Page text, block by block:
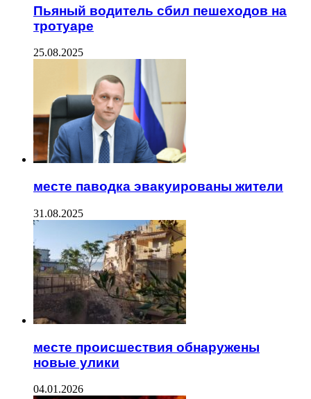
Пьяный водитель сбил пешеходов на
тротуаре
25.08.2025
месте паводка эвакуированы жители
31.08.2025
месте происшествия обнаружены
новые улики
04.01.2026